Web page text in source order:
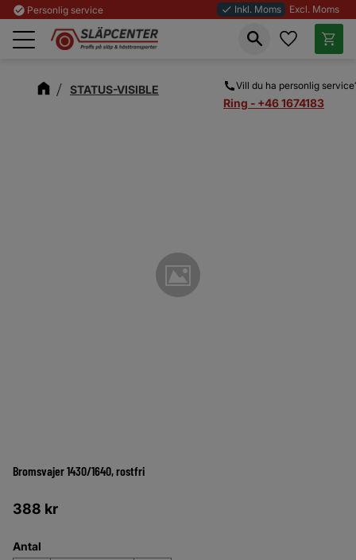
Meny
check_circle Personlig service done Inkl. Moms Excl. Moms
Vill du ha personlig
Ring - +46 1674183
Favoriter
STATUS-VISIBLE
Bromsvajer 1430/1640, rostfri
388 kr
Antal